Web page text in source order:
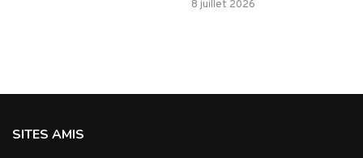
8 juillet 2026
SITES AMIS